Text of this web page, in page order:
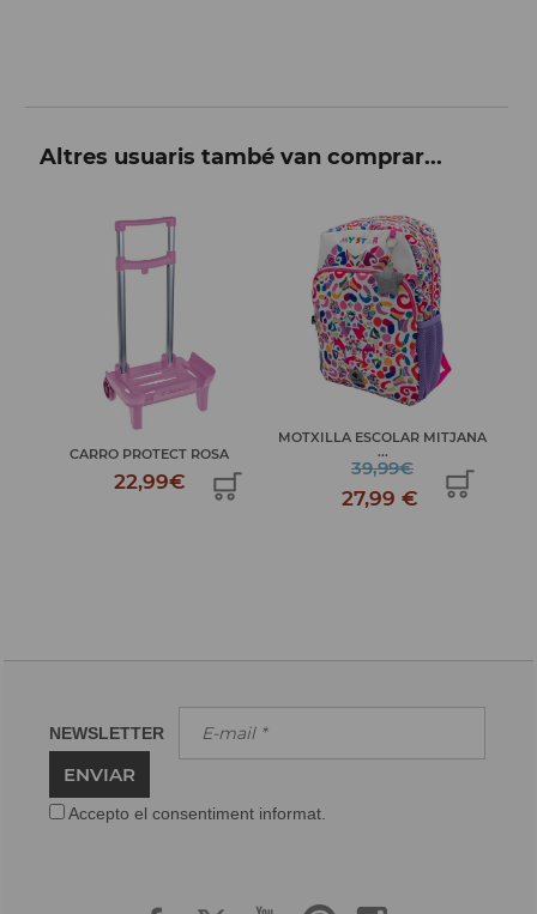
Altres usuaris també van comprar...
CARRO PROTECT ROSA
22,99€
MOTXILLA ESCOLAR MITJANA
...
39,99€
27,99 €
NEWSLETTER
ENVIAR
Accepto el consentiment informat.